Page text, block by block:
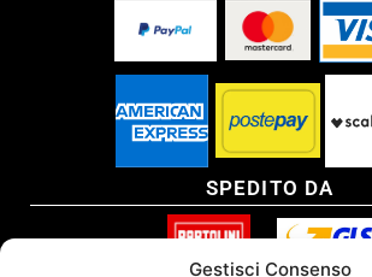
Gestisci Consenso
SPEDITO DA